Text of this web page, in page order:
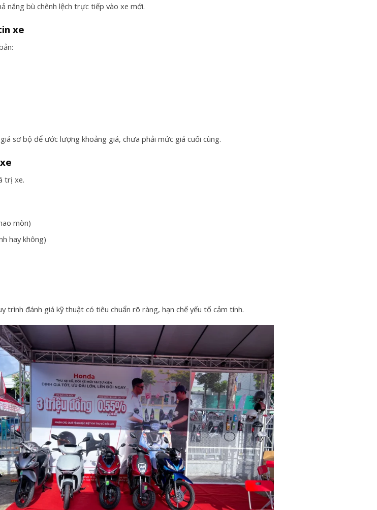
năng bù chênh lệch trực tiếp vào xe mới.
xe
sơ bộ để ước lượng khoảng giá, chưa phải mức giá cuối cùng.
trị xe.
mòn)
hay không)
trình đánh giá kỹ thuật có tiêu chuẩn rõ ràng, hạn chế yếu tố cảm tính.